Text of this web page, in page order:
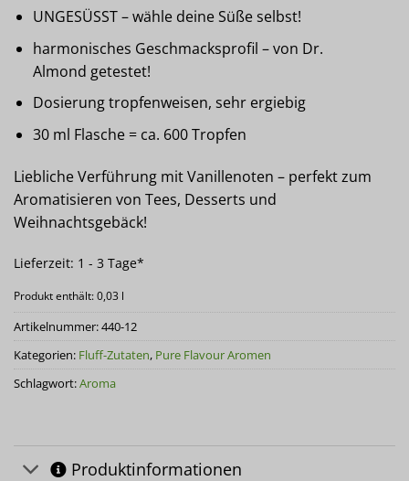
UNGESÜSST – wähle deine Süße selbst!
harmonisches Geschmacksprofil – von Dr.
Almond getestet!
Dosierung tropfenweisen, sehr ergiebig
30 ml Flasche = ca. 600 Tropfen
Liebliche Verführung mit Vanillenoten – perfekt zum
Aromatisieren von Tees, Desserts und
Weihnachtsgebäck!
Lieferzeit: 1 - 3 Tage*
Produkt enthält: 0,03 l
Artikelnummer:440-12
Kategorien: Fluff-Zutaten, Pure Flavour Aromen
Schlagwort:Aroma
Produktinformationen